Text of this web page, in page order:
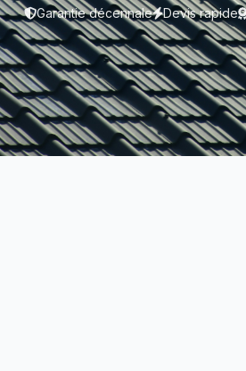
Garantie décennale Devis rapide